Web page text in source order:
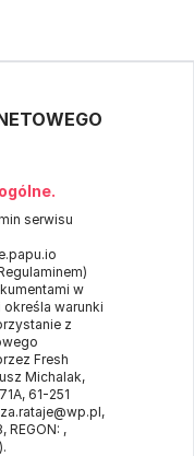
serwisu
w
określa warunki
z
Fresh
Michalak,
61-251
REGON: ,